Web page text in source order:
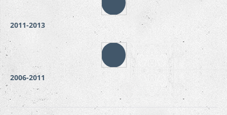
2011-2013
2006-2011